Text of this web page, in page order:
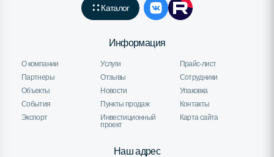
Каталог
Информация
О компании Услуги
Прайс-лист
Партнеры
Отзывы
Сотрудники
Объекты
Новости
Упаковка
События
Пункты продаж
Контакты
Экспорт
Инвестиционный
проект
Карта сайта
Наш адрес